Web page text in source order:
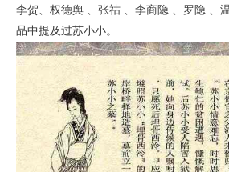
李贺、权德舆 、张祜 、李商隐 、罗隐 、
品中提及过苏小小。